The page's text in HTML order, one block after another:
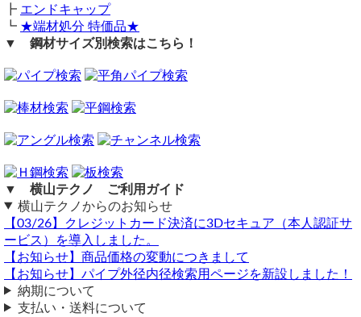
レーザーカット品は切断の始点と終点の重なる部分に多少の
欠けや窪み等が出る場合があります。
確定から数日（土日祝除く）を要します。
工業用鋼材となりますので、材料の移動・切断・加工・配送
い。
商品の返品・交換はお受けできません。
商品購入は自動計算フォームに必要寸法・数量等を入力し、
試算結果を確認後、買い物カートに追加して注文フォームへ
とお進みください。
ご注文メール返信にて送料・振込先等をご連絡いたします。
自動計算フォームでの試算ができない場合や複雑な加工を伴
う品の場合は、メールフォーム（見積依頼・注文依頼）より
お問い合わせください。
アルミ板(A5052)円形 ドーナッツ板 （31φ～）任意円径寸法レーザー
カット切売り
厚み：3,5mm
内径58mm
外径135mm
2枚の見積お願いします
アルミ板(A5052)円形 ドーナッツ板 レーザーカット
厚み：3.5mm 外径135mm 内径58mm
数量：2 8,760円
---------------------------------------
小計：8,760円
┣ エンドキャップ
┗ ★端材処分 特価品★
▼ 鋼材サイズ別検索はこちら！
▼ 横山テクノ ご利用ガイド
横山テクノからのお知らせ
【03/26】クレジットカード決済に3Dセキュア（本人認証サ
ービス）を導入しました。
【お知らせ】商品価格の変動につきまして
【お知らせ】パイプ外径内径検索用ページを新設しました！
納期について
支払い・送料について